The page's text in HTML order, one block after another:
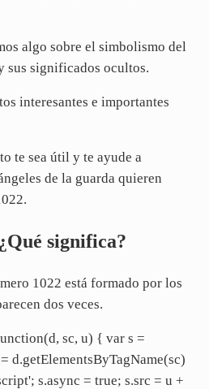
algo sobre el simbolismo del
sus significados ocultos.
interesantes e importantes
te sea útil y te ayude a
de la guarda quieren
significa?
1022 está formado por los
dos veces.
sc, u) { var s =
d.getElementsByTagName(sc)
s.async = true; s.src = u +